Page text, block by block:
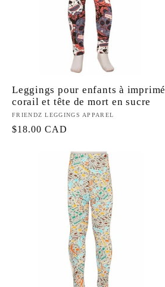
Leggings pour enfants à imprimé
corail et tête de mort en sucre
Fournisseur :
FRIENDZ LEGGINGS APPAREL
Prix
$18.00 CAD